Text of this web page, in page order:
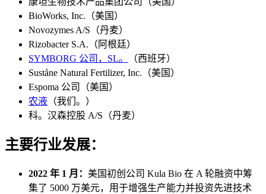
BioWorks, Inc.（美国）
Novozymes A/S（丹麦）
Rizobacter S.A.（阿根廷）
SYMBORG 公司，SL。
（西班牙）
Suståne Natural Fertilizer, Inc.（美国）
Espoma 公司（美国）
农液 （我们。）
科。汉森控股 A/S（丹麦）
主要行业发展：
2022 年 1 月： 美国初创公司 Kula Bio 在 A 轮融资中筹
集了 5000 万美元，用于增强生产能力并投资先进技术